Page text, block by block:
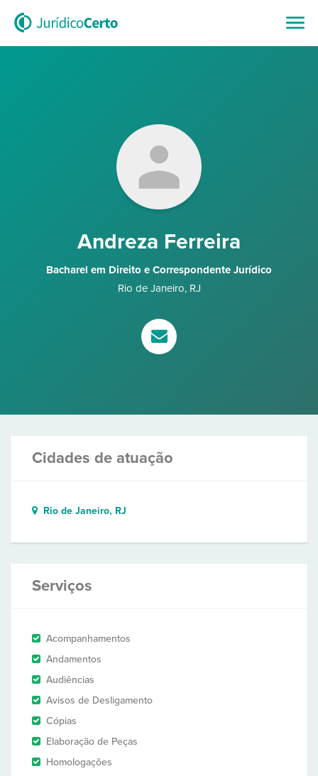
Andreza Ferreira
Bacharel em Direito e Correspondente Jurídico
Rio de Janeiro, RJ
Cidades de atuação
Rio de Janeiro, RJ
Serviços
Acompanhamentos
Andamentos
Audiências
Avisos de Desligamento
Cópias
Elaboração de Peças
Homologações